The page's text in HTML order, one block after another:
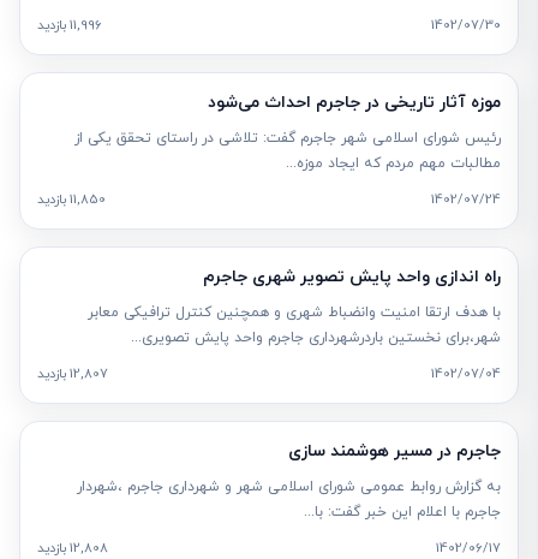
1402/07/30
11,996 بازدید
موزه آثار تاریخی در جاجرم احداث می‌شود
رئیس شورای اسلامی شهر جاجرم گفت: تلاشی در راستای تحقق یکی از
مطالبات مهم مردم که ایجاد موزه...
1402/07/24
11,850 بازدید
راه اندازی واحد پایش تصویر شهری جاجرم
با هدف ارتقا امنیت وانضباط شهری و همچنین کنترل ترافیکی معابر
شهر،برای نخستین باردرشهرداری جاجرم واحد پایش تصویری...
1402/07/04
12,807 بازدید
جاجرم در مسیر هوشمند سازی
به گزارش روابط عمومی شورای اسلامی شهر و شهرداری جاجرم ،شهردار
جاجرم با اعلام این خبر گفت: با...
1402/06/17
12,808 بازدید